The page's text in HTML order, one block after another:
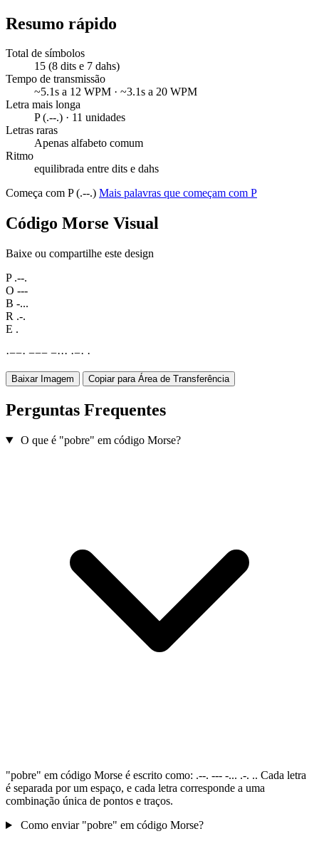
Resumo rápido
Total de símbolos
15 (8 dits e 7 dahs)
Tempo de transmissão
~5.1s a 12 WPM · ~3.1s a 20 WPM
Letra mais longa
P (.--.) · 11 unidades
Letras raras
Apenas alfabeto comum
Ritmo
equilibrada entre dits e dahs
Começa com P (.--.) Mais palavras que começam com P
Código Morse Visual
Baixe ou compartilhe este design
P .--.
O ---
B -...
R .-.
E .
·−−· −−− −··· ·−· ·
Baixar Imagem Copiar para Área de Transferência
Perguntas Frequentes
O que é "pobre" em código Morse?
"pobre" em código Morse é escrito como: .--. --- -... .-. .. Cada letra
é separada por um espaço, e cada letra corresponde a uma
combinação única de pontos e traços.
Como enviar "pobre" em código Morse?